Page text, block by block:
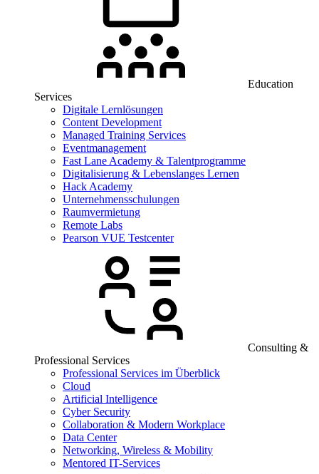
Education
Services
Digitale Lernlösungen
Content Development
Managed Training Services
Eventmanagement
Fast Lane Academy & Talentprogramme
Digitalisierung & Lebenslanges Lernen
Hack Academy
Unternehmensschulungen
Raumvermietung
Remote Labs
Pearson VUE Testcenter
Consulting &
Professional Services
Professional Services im Überblick
Cloud
Artificial Intelligence
Cyber Security
Collaboration & Modern Workplace
Data Center
Networking, Wireless & Mobility
Mentored IT-Services